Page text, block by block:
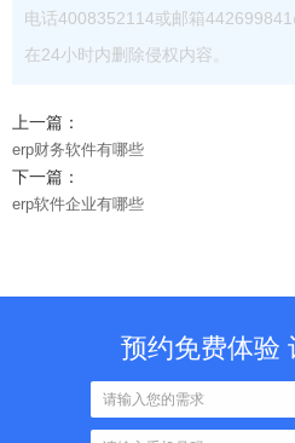
电话4008352114或邮箱
在24小时内删除侵权内容。
上一篇：
erp财务软件有哪些
下一篇：
erp软件企业有哪些
预约免费体验